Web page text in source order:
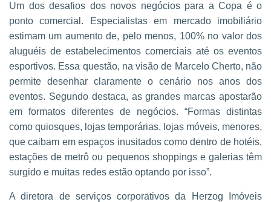
Um dos desafios dos novos negócios para a Copa é o
ponto comercial. Especialistas em mercado imobiliário
estimam um aumento de, pelo menos, 100% no valor dos
aluguéis de estabelecimentos comerciais até os eventos
esportivos. Essa questão, na visão de Marcelo Cherto, não
permite desenhar claramente o cenário nos anos dos
eventos. Segundo destaca, as grandes marcas apostarão
em formatos diferentes de negócios. “Formas distintas
como quiosques, lojas temporárias, lojas móveis, menores,
que caibam em espaços inusitados como dentro de hotéis,
estações de metrô ou pequenos shoppings e galerias têm
surgido e muitas redes estão optando por isso”.
A diretora de serviços corporativos da Herzog Imóveis